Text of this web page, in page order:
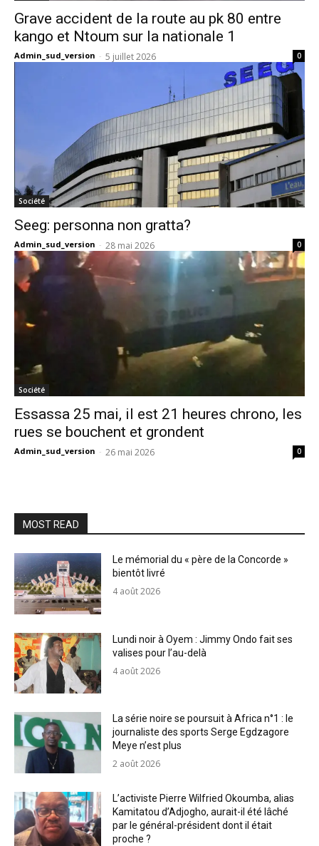
Grave accident de la route au pk 80 entre
kango et Ntoum sur la nationale 1
Admin_sud_version - 5 juillet 2026 0
Société
Seeg: personna non gratta?
Admin_sud_version - 28 mai 2026 0
Société
Essassa 25 mai, il est 21 heures chrono, les
rues se bouchent et grondent
Admin_sud_version - 26 mai 2026 0
MOST READ
Le mémorial du « père de la Concorde »
bientôt livré
4 août 2026
Lundi noir à Oyem : Jimmy Ondo fait ses
valises pour l’au-delà
4 août 2026
La série noire se poursuit à Africa n°1 : le
journaliste des sports Serge Egdzagore
Meye n’est plus
2 août 2026
L’activiste Pierre Wilfried Okoumba, alias
Kamitatou d’Adjogho, aurait-il été lâché
par le général-président dont il était
proche ?